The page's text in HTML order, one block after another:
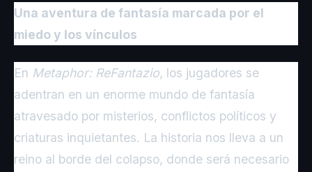
Una aventura de fantasía marcada por el
miedo y los vínculos
En Metaphor: ReFantazio, los jugadores se
adentran en un enorme mundo de fantasía
atravesado por misterios, conflictos políticos y
criaturas inquietantes. La historia nos lleva a un
reino al borde del colapso, donde será necesario